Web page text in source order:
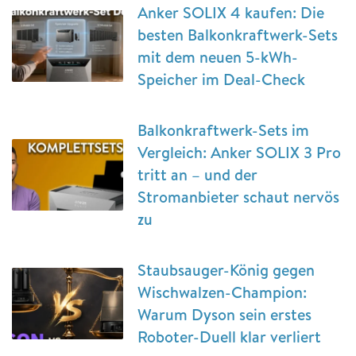
Anker SOLIX 4 kaufen: Die
besten Balkonkraftwerk-Sets
mit dem neuen 5-kWh-
Speicher im Deal-Check
Balkonkraftwerk-Sets im
Vergleich: Anker SOLIX 3 Pro
tritt an – und der
Stromanbieter schaut nervös
zu
Staubsauger-König gegen
Wischwalzen-Champion:
Warum Dyson sein erstes
Roboter-Duell klar verliert